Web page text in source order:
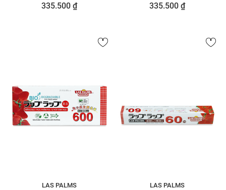
học - MBTP00006354
335.500 ₫
MBTP00006026
335.500 ₫
LAS PALMS
LAS PALMS